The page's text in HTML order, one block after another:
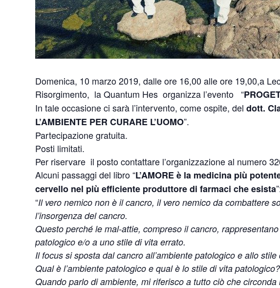
Domenica, 10 marzo 2019, dalle ore 16,00 alle ore 19,00,a
Risorgimento, la Quantum Hes organizza l’evento “
In tale occasione ci sarà l’intervento, come ospite, del dott.
L’AMBIENTE PER CURARE L’UOMO”.
Partecipazione gratuita.
Posti limitati.
Per riservare il posto contattare l’organizzazione al numero
Alcuni passaggi del libro “L’AMORE è la medicina più
cervello nel più efficiente produttore di farmaci che esista
“Il vero nemico non è il cancro, il vero nemico da combattere
l’insorgenza del cancro.
Questo perché le mal-attie, compreso il cancro,
patologico e/o a uno stile di vita errato.
Il focus si sposta dal cancro all’ambiente patologico e allo
Qual è l’ambiente patologico e qual è lo stile di vita patologico?
Quando parlo di ambiente, mi riferisco a tutto ciò che